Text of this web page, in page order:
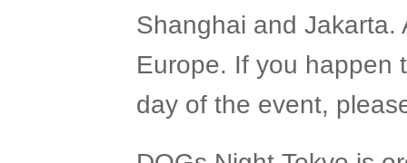
Shanghai and
Europe. If you happen
day of the event,